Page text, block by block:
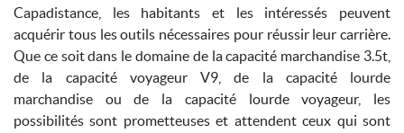
Capadistance, les habitants et les intéressés peuvent
acquérir tous les outils nécessaires pour réussir leur carrière.
Que ce soit dans le domaine de la capacité marchandise 3.5t,
de la capacité voyageur V9, de la capacité lourde
marchandise ou de la capacité lourde voyageur, les
possibilités sont prometteuses et attendent ceux qui sont